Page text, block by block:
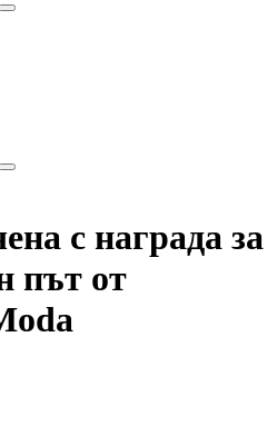
с награда за
път от